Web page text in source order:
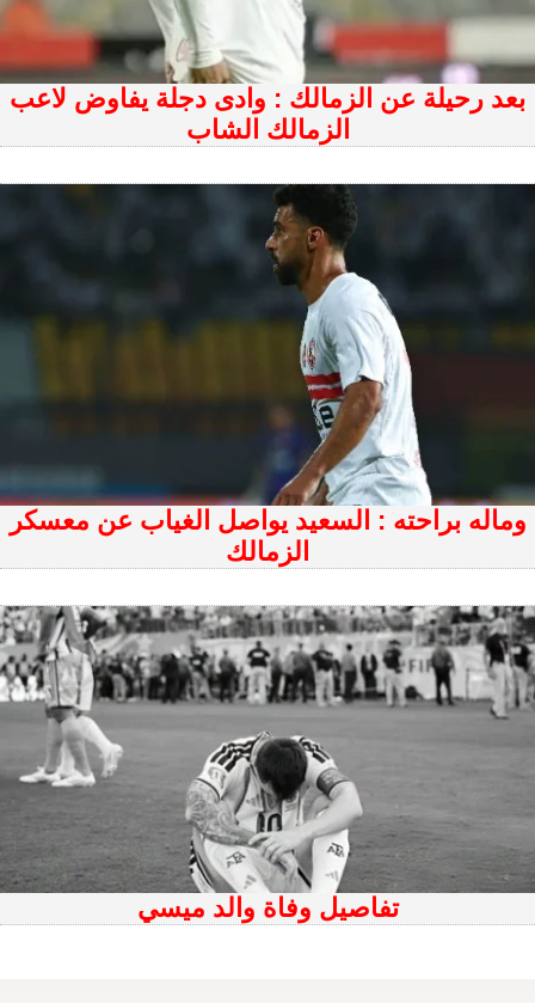
بعد رحيلة عن الزمالك : وادى دجلة يفاوض لاعب
الزمالك الشاب
وماله براحته : السعيد يواصل الغياب عن معسكر
الزمالك
تفاصيل وفاة والد ميسي